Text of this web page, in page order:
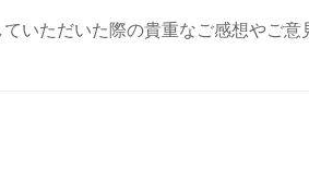
いただいた際の貴重なご感想やご